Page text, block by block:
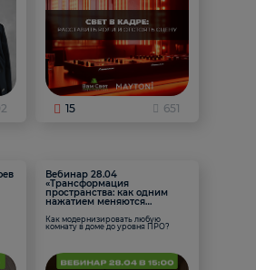
15 651
Вебинар 28.04
«Трансформация
пространства: как одним
нажатием меняются
Как модернизировать любую
комнату в доме до уровня ПРО?